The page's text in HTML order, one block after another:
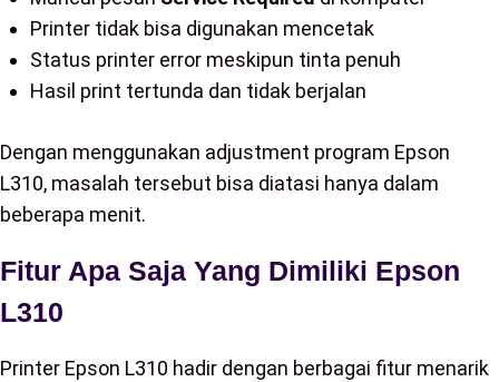
Printer tidak bisa digunakan mencetak
Status printer error meskipun tinta penuh
Hasil print tertunda dan tidak berjalan
Dengan menggunakan adjustment program Epson
L310, masalah tersebut bisa diatasi hanya dalam
beberapa menit.
Fitur Apa Saja Yang Dimiliki Epson
L310
Printer Epson L310 hadir dengan berbagai fitur menarik